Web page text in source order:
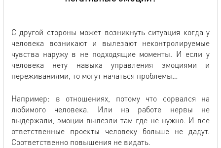
С другой стороны может возникнуть ситуация когда у
человека возникают и вылезают неконтролируемые
чувства наружу в не подходящие моменты. И если у
человека нету навыка управления эмоциями и
переживаниями, то могут начаться проблемы…
Например: в отношениях, потому что сорвался на
любимого человека. Или на работе нервы не
выдержали, эмоции вылезли там где не нужно. И все
ответственные проекты человеку больше не дадут.
Соответственно повышения не видать.